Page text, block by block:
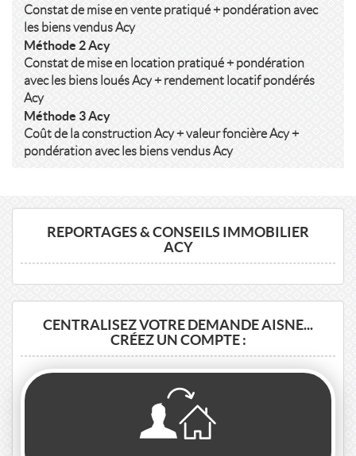
Constat de mise en vente pratiqué + pondération avec
les biens vendus Acy
Méthode 2 Acy
Constat de mise en location pratiqué + pondération
avec les biens loués Acy + rendement locatif pondérés
Acy
Méthode 3 Acy
Coût de la construction Acy + valeur foncière Acy +
pondération avec les biens vendus Acy
REPORTAGES & CONSEILS IMMOBILIER
ACY
CENTRALISEZ VOTRE DEMANDE AISNE...
CRÉEZ UN COMPTE :